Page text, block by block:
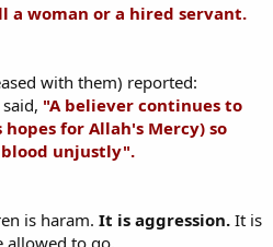
a woman or a hired servant.
with them) reported:
"A believer continues to
for Allah's Mercy) so
blood unjustly".
is haram. It is aggression. It is
allowed to go.